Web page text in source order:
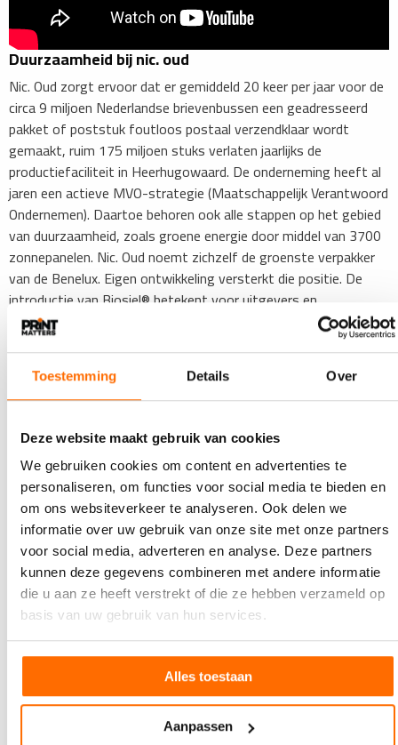
Toestemming Details Over
Deze website maakt gebruik van cookies
We gebruiken cookies om content en advertenties te
personaliseren, om functies voor social media te bieden en
om ons websiteverkeer te analyseren. Ook delen we
informatie over uw gebruik van onze site met onze partners
voor social media, adverteren en analyse. Deze partners
kunnen deze gegevens combineren met andere informatie
die u aan ze heeft verstrekt of die ze hebben verzameld op
basis van uw gebruik van hun services.
Alles toestaan
Aanpassen
Duurzaamheid bij nic. oud
Nic. Oud zorgt ervoor dat er gemiddeld 20 keer per jaar voor de
circa 9 miljoen Nederlandse brievenbussen een geadresseerd
pakket of poststuk foutloos postaal verzendklaar wordt
gemaakt, ruim 175 miljoen stuks verlaten jaarlijks de
productiefaciliteit in Heerhugowaard. De onderneming heeft al
jaren een actieve MVO-strategie (Maatschappelijk Verantwoord
Ondernemen). Daartoe behoren ook alle stappen op het gebied
van duurzaamheid, zoals groene energie door middel van 3700
zonnepanelen. Nic. Oud noemt zichzelf de groenste verpakker
van de Benelux. Eigen ontwikkeling versterkt die positie. De
introductie van Biosiel® betekent voor uitgevers en
opdrachtgevers van direct mail dat in de keten van poststukken
de toekomst weer een stap duurzamer wordt.